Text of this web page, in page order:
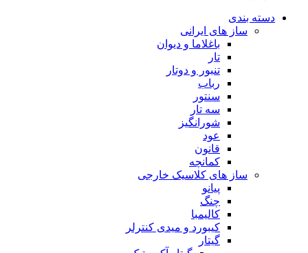
دسته بندی
ساز های ایرانی
باغلاما و دیوان
تار
تنبور و دوتار
رباب
سنتور
سه تار
شورانگیز
عود
قانون
کمانچه
ساز های کلاسیک خارجی
پیانو
چنگ
کالیمبا
کیبورد و میدی کنترلر
گیتار